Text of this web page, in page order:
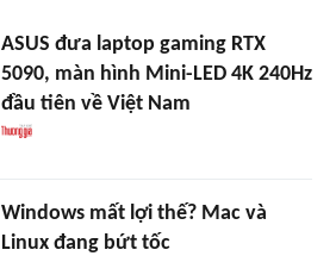
ASUS đưa laptop gaming RTX
5090, màn hình Mini-LED 4K 240Hz
đầu tiên về Việt Nam
Windows mất lợi thế? Mac và
Linux đang bứt tốc